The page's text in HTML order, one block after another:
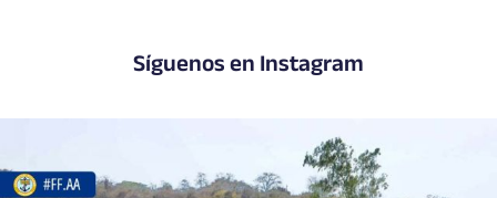
Síguenos en Instagram